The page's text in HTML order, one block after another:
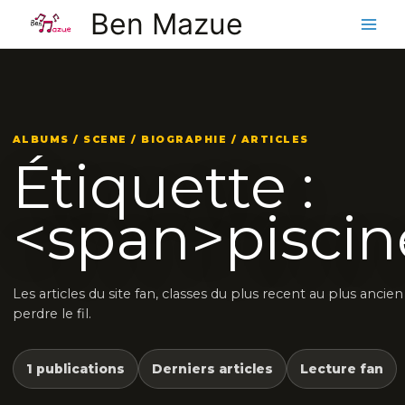
contenu
Ben Mazue
ALBUMS / SCENE / BIOGRAPHIE / ARTICLES
Étiquette :
Les articles du site fan, classes du plus recent au plus
perdre le fil.
1 publications Derniers articles Lecture fan